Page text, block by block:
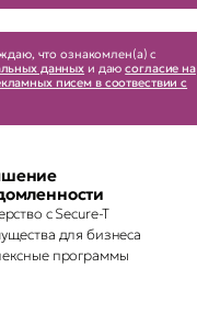
что ознакомлен(а) с
данных и даюсогласие на
писем в соотвествии с
с Secure-T
для бизнеса
программы